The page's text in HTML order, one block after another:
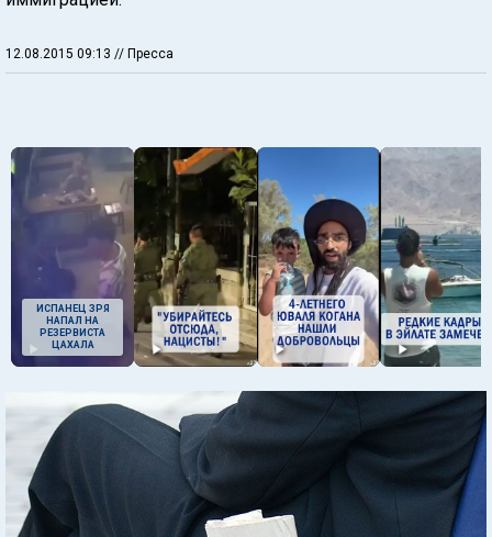
12.08.2015 09:13 // Пресса
ИСПАНЕЦ ЗРЯ
НАПАЛ НА
РЕЗЕРВИСТА
ЦАХАЛА